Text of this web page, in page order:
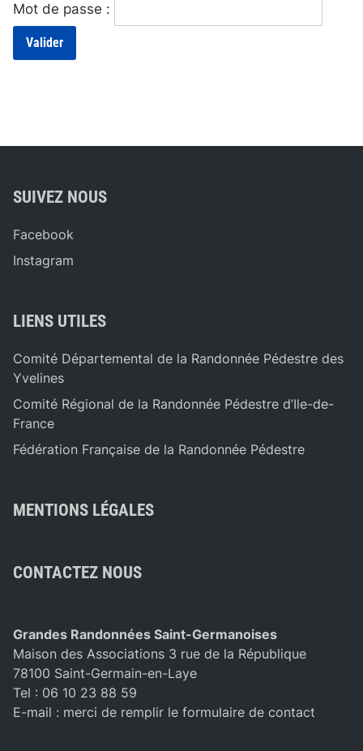
Mot de passe :
SUIVEZ NOUS
Facebook
Instagram
LIENS UTILES
Comité Départemental de la Randonnée Pédestre des
Yvelines
Comité Régional de la Randonnée Pédestre d’Ile-de-
France
Fédération Française de la Randonnée Pédestre
MENTIONS LÉGALES
CONTACTEZ NOUS
Grandes Randonnées Saint-Germanoises
Maison des Associations 3 rue de la République
78100 Saint-Germain-en-Laye
Tel : 06 10 23 88 59
E-mail : merci de remplir le formulaire de contact